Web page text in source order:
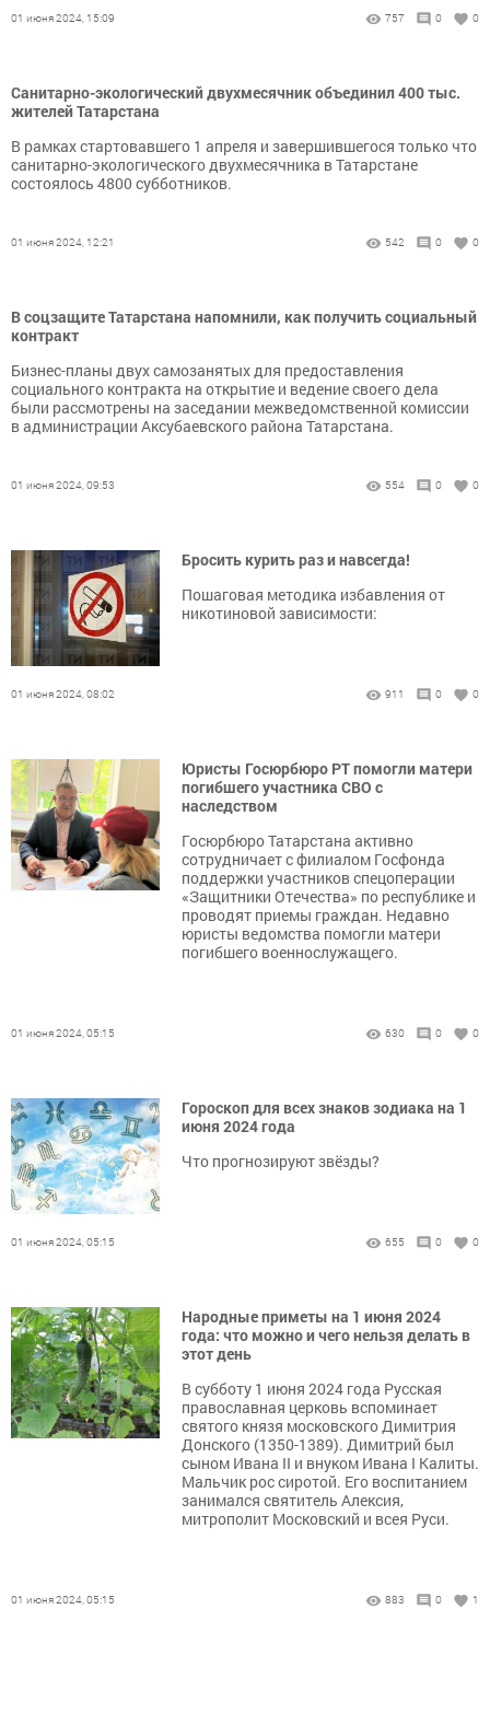
01 июня 2024, 15:09 757 0 0
Санитарно-экологический двухмесячник объединил 400 тыс.
жителей Татарстана
В рамках стартовавшего 1 апреля и завершившегося только что
санитарно-экологического двухмесячника в Татарстане
состоялось 4800 субботников.
01 июня 2024, 12:21 542 0 0
В соцзащите Татарстана напомнили, как получить социальный
контракт
Бизнес-планы двух самозанятых для предоставления
социального контракта на открытие и ведение своего дела
были рассмотрены на заседании межведомственной комиссии
в администрации Аксубаевского района Татарстана.
01 июня 2024, 09:53 554 0 0
Бросить курить раз и навсегда!
Пошаговая методика избавления от
никотиновой зависимости:
01 июня 2024, 08:02 911 0 0
Юристы Госюрбюро РТ помогли матери
погибшего участника СВО с
наследством
Госюрбюро Татарстана активно
сотрудничает с филиалом Госфонда
поддержки участников спецоперации
«Защитники Отечества» по республике и
проводят приемы граждан. Недавно
юристы ведомства помогли матери
погибшего военнослужащего.
01 июня 2024, 05:15 630 0 0
Гороскоп для всех знаков зодиака на 1
июня 2024 года
Что прогнозируют звёзды?
01 июня 2024, 05:15 655 0 0
Народные приметы на 1 июня 2024
года: что можно и чего нельзя делать в
этот день
В субботу 1 июня 2024 года Русская
православная церковь вспоминает
святого князя московского Димитрия
Донского (1350-1389). Димитрий был
сыном Ивана II и внуком Ивана I Калиты.
Мальчик рос сиротой. Его воспитанием
занимался святитель Алексия,
митрополит Московский и всея Руси.
01 июня 2024, 05:15 883 0 1